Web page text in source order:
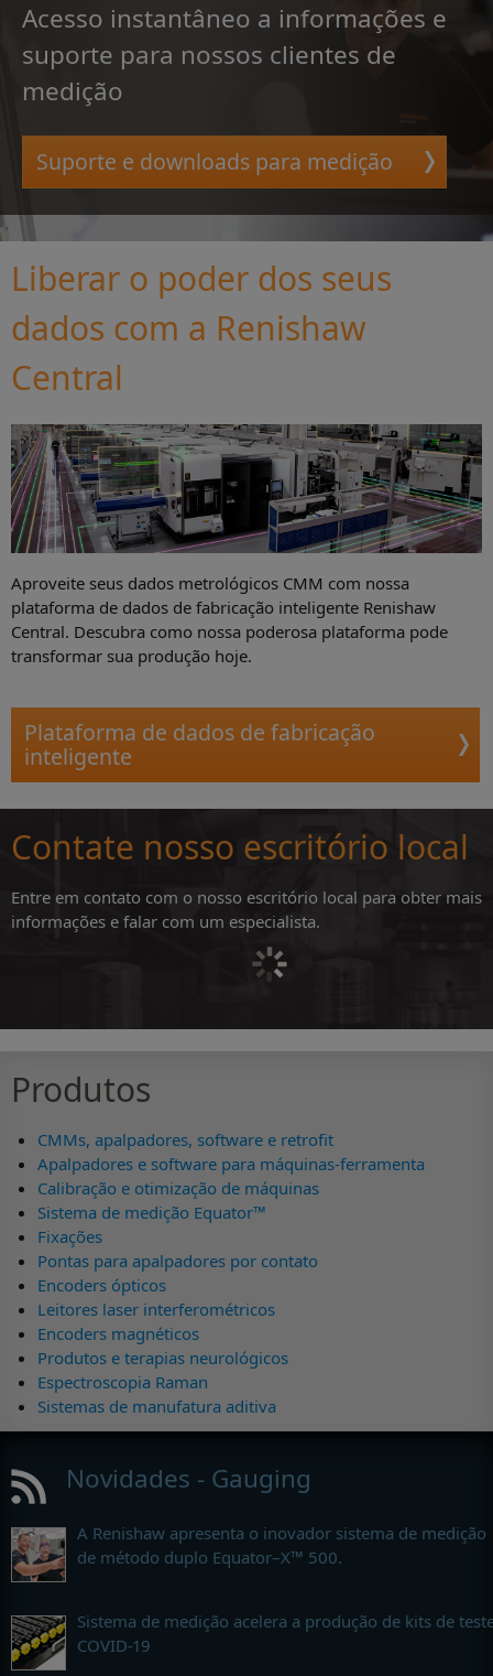
Acesso instantâneo a informações e
suporte para nossos clientes de
medição
Suporte e downloads para medição
Liberar o poder dos seus
dados com a Renishaw
Central
Aproveite seus dados metrológicos CMM com nossa
plataforma de dados de fabricação inteligente Renishaw
Central. Descubra como nossa poderosa plataforma pode
transformar sua produção hoje.
Plataforma de dados de fabricação
inteligente
Contate nosso escritório local
Entre em contato com o nosso escritório local para obter mais
informações e falar com um especialista.
Produtos
CMMs, apalpadores, software e retrofit
Apalpadores e software para máquinas-ferramenta
Calibração e otimização de máquinas
Sistema de medição Equator™
Fixações
Pontas para apalpadores por contato
Encoders ópticos
Leitores laser interferométricos
Encoders magnéticos
Produtos e terapias neurológicos
Espectroscopia Raman
Sistemas de manufatura aditiva
Novidades - Gauging
A Renishaw apresenta o inovador sistema de medição
de método duplo Equator–X™ 500.
Sistema de medição acelera a produção de kits de
COVID-19